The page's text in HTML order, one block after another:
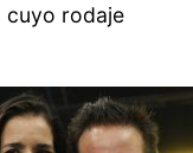
cuyo rodaje